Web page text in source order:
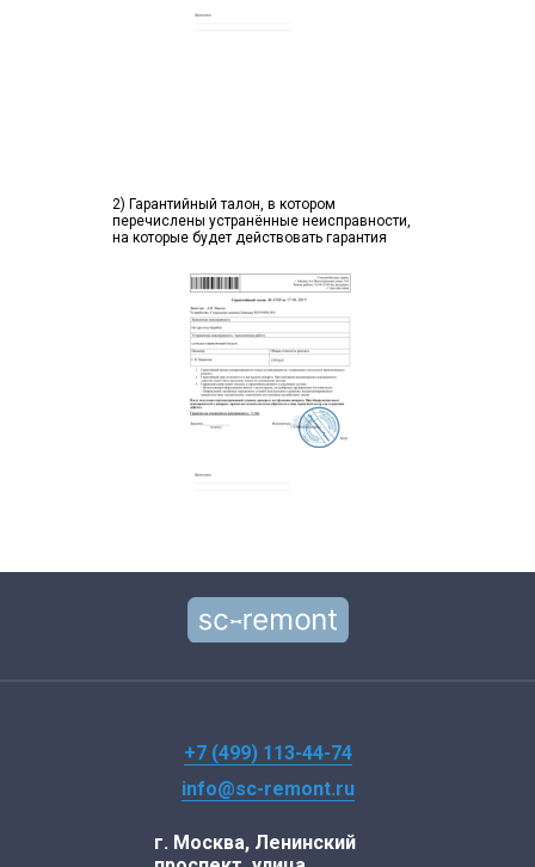
2) Гарантийный талон, в котором
перечислены устранённые неисправности,
на которые будет действовать гарантия
+7 (499) 113-44-74
info@sc-remont.ru
г. Москва, Ленинский